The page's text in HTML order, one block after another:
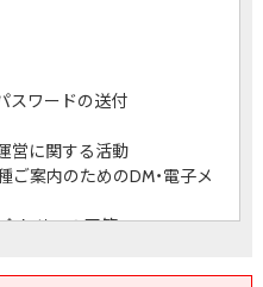
スワードの送付
営に関する活動
ご案内のためのDM・電子メ
わせへの回答
ト閲覧者の閲覧履歴に関す